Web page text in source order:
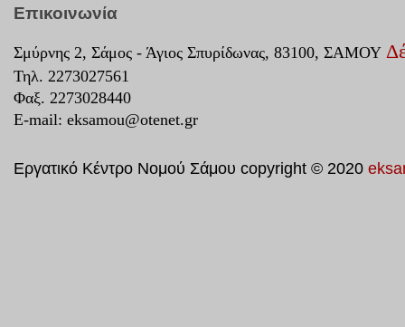
Επικοινωνία
Σμύρνης 2, Σάμος - Άγιος Σπυρίδωνας, 83100, ΣΑΜΟΥ
Τηλ. 2273027561
Φαξ. 2273028440
E-mail: eksamou@otenet.gr
Εργατικό Κέντρο Νομού Σάμου copyright © 2020